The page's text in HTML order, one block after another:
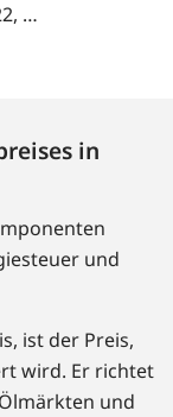
…
in
und
ist der Preis,
wird. Er richtet
und